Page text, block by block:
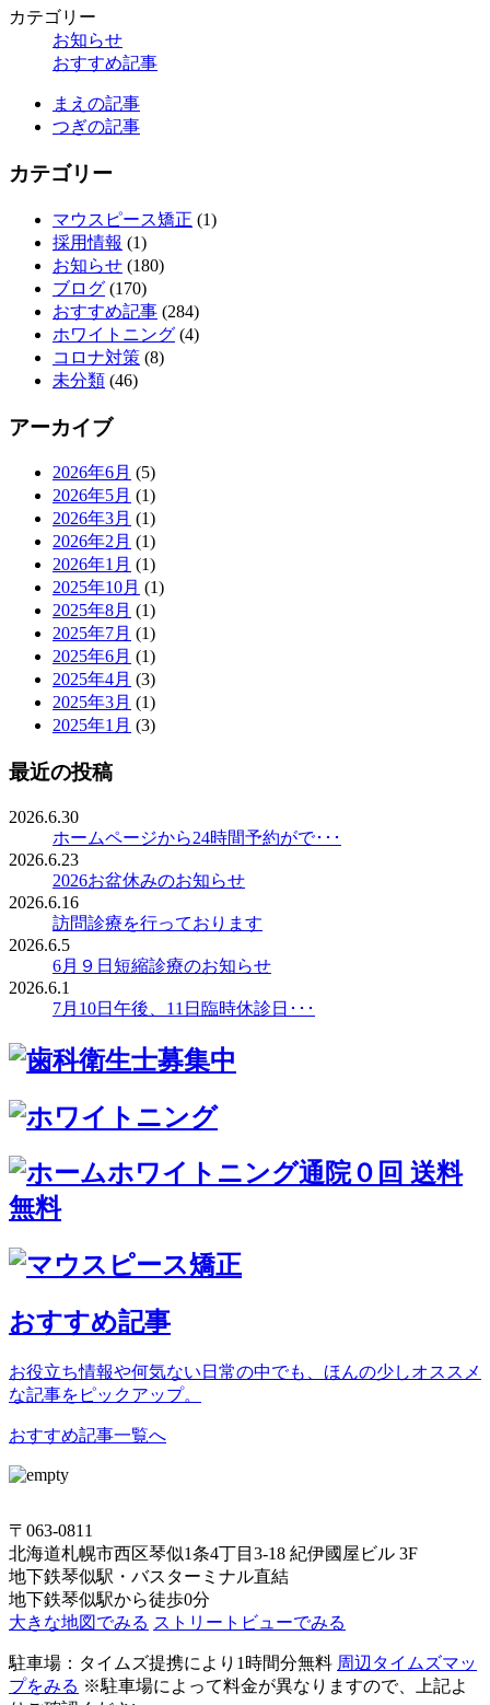
カテゴリー
お知らせ
おすすめ記事
まえの記事
つぎの記事
カテゴリー
マウスピース矯正 (1)
採用情報 (1)
お知らせ (180)
ブログ (170)
おすすめ記事 (284)
ホワイトニング (4)
コロナ対策 (8)
未分類 (46)
アーカイブ
2026年6月 (5)
2026年5月 (1)
2026年3月 (1)
2026年2月 (1)
2026年1月 (1)
2025年10月 (1)
2025年8月 (1)
2025年7月 (1)
2025年6月 (1)
2025年4月 (3)
2025年3月 (1)
2025年1月 (3)
最近の投稿
2026.6.30
ホームページから24時間予約がで･･･
2026.6.23
2026お盆休みのお知らせ
2026.6.16
訪問診療を行っております
2026.6.5
6月９日短縮診療のお知らせ
2026.6.1
7月10日午後、11日臨時休診日･･･
おすすめ記事
お役立ち情報や何気ない日常の中でも、ほんの少しオススメ
な記事をピックアップ。
おすすめ記事一覧へ
〒063-0811
北海道札幌市西区琴似1条4丁目3-18 紀伊國屋ビル 3F
地下鉄琴似駅・バスターミナル直結
地下鉄琴似駅から徒歩0分
大きな地図でみる ストリートビューでみる
駐車場：タイムズ提携により1時間分無料 周辺タイムズマッ
プをみる ※駐車場によって料金が異なりますので、上記よ